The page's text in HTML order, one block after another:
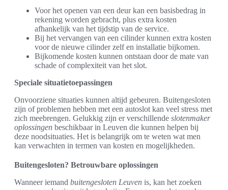
Voor het openen van een deur kan een basisbedrag in
rekening worden gebracht, plus extra kosten
afhankelijk van het tijdstip van de service.
Bij het vervangen van een cilinder kunnen extra kosten
voor de nieuwe cilinder zelf en installatie bijkomen.
Bijkomende kosten kunnen ontstaan door de mate van
schade of complexiteit van het slot.
Speciale situatietoepassingen
Onvoorziene situaties kunnen altijd gebeuren. Buitengesloten
zijn of problemen hebben met een autoslot kan veel stress met
zich meebrengen. Gelukkig zijn er verschillende slotenmaker
oplossingen beschikbaar in Leuven die kunnen helpen bij
deze noodsituaties. Het is belangrijk om te weten wat men
kan verwachten in termen van kosten en mogelijkheden.
Buitengesloten? Betrouwbare oplossingen
Wanneer iemand buitengesloten Leuven is, kan het zoeken